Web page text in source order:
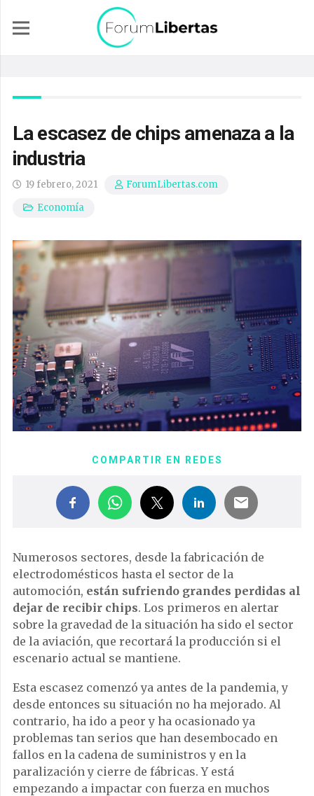
La escasez de chips amenaza a la
industria
19 febrero, 2021
ForumLibertas.com
Economía
COMPARTIR EN REDES
Numerosos sectores, desde la fabricación de
electrodomésticos hasta el sector de la
automoción, están sufriendo grandes perdidas al
dejar de recibir chips. Los primeros en alertar
sobre la gravedad de la situación ha sido el sector
de la aviación, que recortará la producción si el
escenario actual se mantiene.
Esta escasez comenzó ya antes de la pandemia, y
desde entonces su situación no ha mejorado. Al
contrario, ha ido a peor y ha ocasionado ya
problemas tan serios que han desembocado en
fallos en la cadena de suministros y en la
paralización y cierre de fábricas. Y está
empezando a impactar con fuerza en muchos